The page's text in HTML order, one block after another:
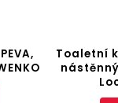
Toaletní